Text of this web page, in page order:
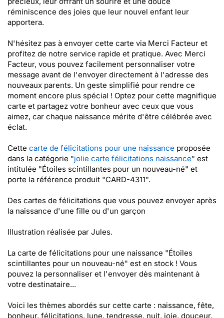
réminiscence des joies que leur nouvel enfant leur
apportera.
N'hésitez pas à envoyer cette carte via Merci Facteur et
profitez de notre service rapide et pratique. Avec Merci
Facteur, vous pouvez facilement personnaliser votre
message avant de l'envoyer directement à l'adresse des
nouveaux parents. Un geste simplifié pour rendre ce
moment encore plus spécial ! Optez pour cette magnifique
carte et partagez votre bonheur avec ceux que vous
aimez, car chaque naissance mérite d'être célébrée avec
éclat.
Cette carte de félicitations pour une naissance proposée
dans la catégorie "jolie carte félicitations naissance" est
intitulée "Étoiles scintillantes pour un nouveau-né" et
porte la référence produit "CARD-4311".
Des cartes de félicitations que vous pouvez envoyer après
la naissance d'une fille ou d'un garçon
Illustration réalisée par Jules.
La carte de félicitations pour une naissance "Étoiles
scintillantes pour un nouveau-né" est en stock ! Vous
pouvez la personnaliser et l'envoyer dès maintenant à
votre destinataire...
Voici les thèmes abordés sur cette carte : naissance, fête,
bonheur, félicitations, lune, tendresse, nuit, joie, douceur,